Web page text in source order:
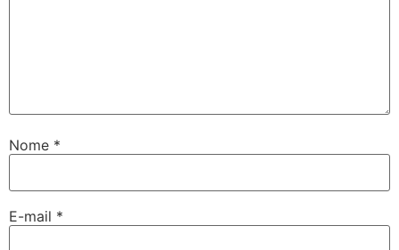
Nome *
E-mail *